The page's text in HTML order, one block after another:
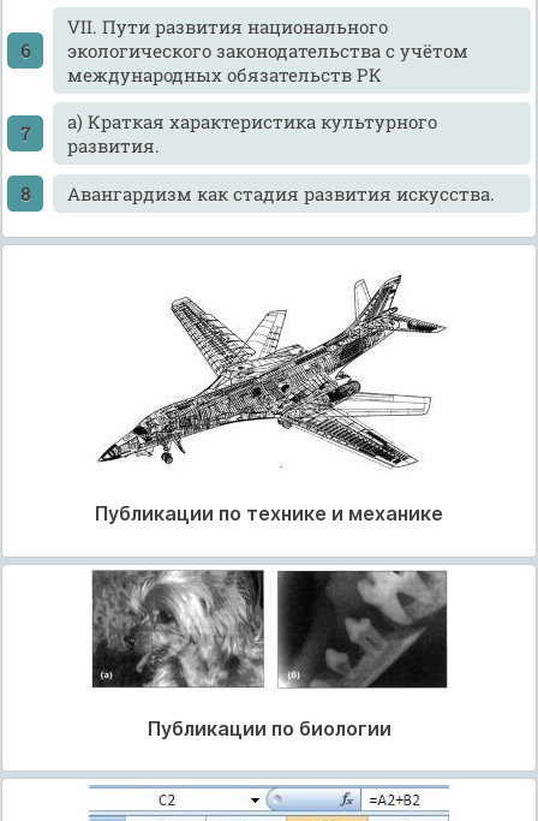
VII. Пути развития национального
экологического законодательства с учётом
международных обязательств РК
а) Краткая характеристика культурного
развития.
Авангардизм как стадия развития искусства.
Публикации по технике и механике
Публикации по биологии